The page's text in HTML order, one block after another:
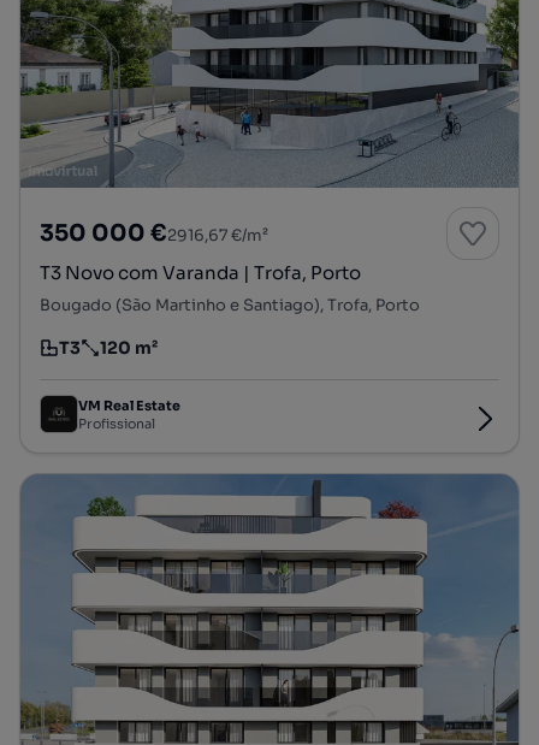
350 000 €2916,67 €/m²
T3 Novo com Varanda | Trofa, Porto
Bougado (São Martinho e Santiago), Trofa, Porto
Tipologia
T3
Preço por metro quadrado
120 m²
VM Real Estate
Profissional